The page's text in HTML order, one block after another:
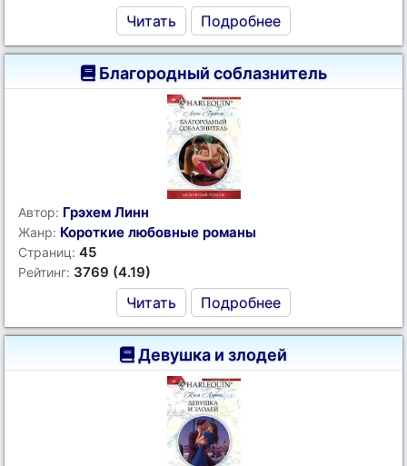
Читать Подробнее
Благородный соблазнитель
Автор: Грэхем Линн
Жанр: Короткие любовные романы
Страниц: 45
Рейтинг: 3769 (4.19)
Читать Подробнее
Девушка и злодей